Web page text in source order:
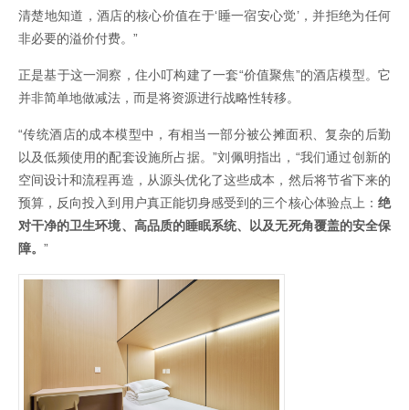
清楚地知道，酒店的核心价值在于‘睡一宿安心觉’，并拒绝为任何
非必要的溢价付费。”
正是基于这一洞察，住小叮构建了一套“价值聚焦”的酒店模型。它
并非简单地做减法，而是将资源进行战略性转移。
“传统酒店的成本模型中，有相当一部分被公摊面积、复杂的后勤
以及低频使用的配套设施所占据。”刘佩明指出，“我们通过创新的
空间设计和流程再造，从源头优化了这些成本，然后将节省下来的
预算，反向投入到用户真正能切身感受到的三个核心体验点上： 绝
对干净的卫生环境、高品质的睡眠系统、以及无死角覆盖的安全保
障。 ”